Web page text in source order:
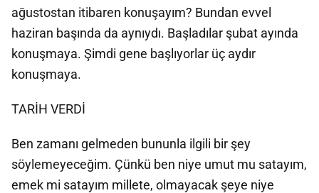
ağustostan itibaren konuşayım? Bundan evvel
haziran başında da aynıydı. Başladılar şubat ayında
konuşmaya. Şimdi gene başlıyorlar üç aydır
konuşmaya.
TARİH VERDİ
Ben zamanı gelmeden bununla ilgili bir şey
söylemeyeceğim. Çünkü ben niye umut mu satayım,
emek mi satayım millete, olmayacak şeye niye